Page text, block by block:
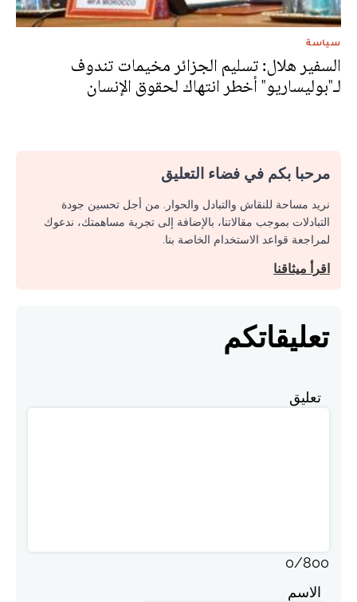
سياسة
السفير هلال: تسليم الجزائر مخيمات تندوف
لـ"بوليساريو" أخطر انتهاك لحقوق الإنسان
مرحبا بكم في فضاء التعليق
نريد مساحة للنقاش والتبادل والحوار. من أجل تحسين جودة
التبادلات بموجب مقالاتنا، بالإضافة إلى تجربة مساهمتك، ندعوك
لمراجعة قواعد الاستخدام الخاصة بنا.
اقرأ ميثاقنا
تعليقاتكم
تعليق
0/800
الاسم